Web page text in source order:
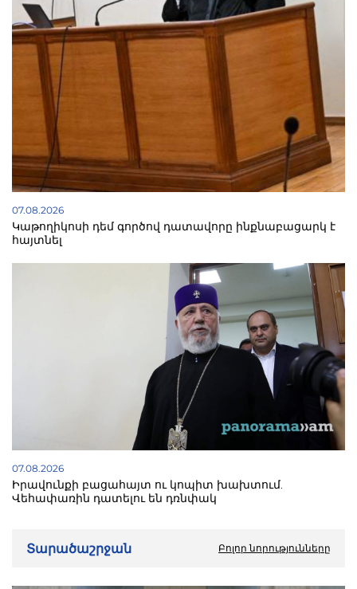
07.08.2026
Կաթողիկոսի դեմ գործով դատավորը ինքնաբացարկ է
հայտնել
07.08.2026
Իրավունքի բացահայտ ու կոպիտ խախտում.
Վեհափառին դատելու են դռնփակ
Տարածաշրջան Բոլոր նորությունները